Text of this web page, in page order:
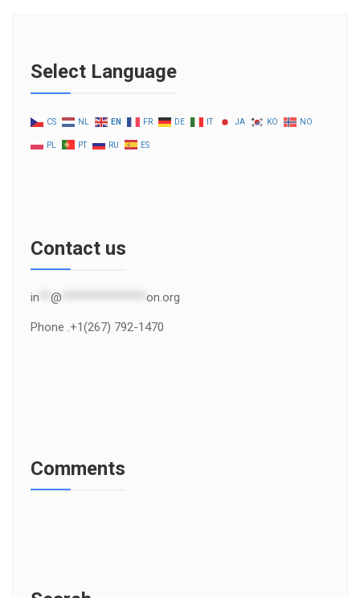
Select Language
CS NL EN FR DE IT JA KO NO
PL PT RU ES
Contact us
in @ on.org
Phone .+1(267) 792-1470
Comments